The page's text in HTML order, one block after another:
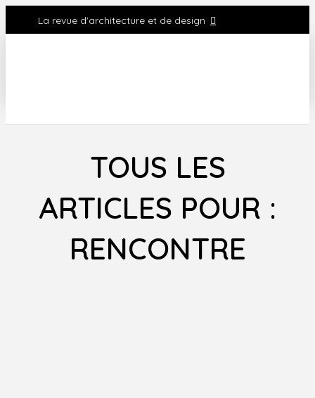
La revue d'architecture et de design
TOUS LES
ARTICLES POUR :
RENCONTRE